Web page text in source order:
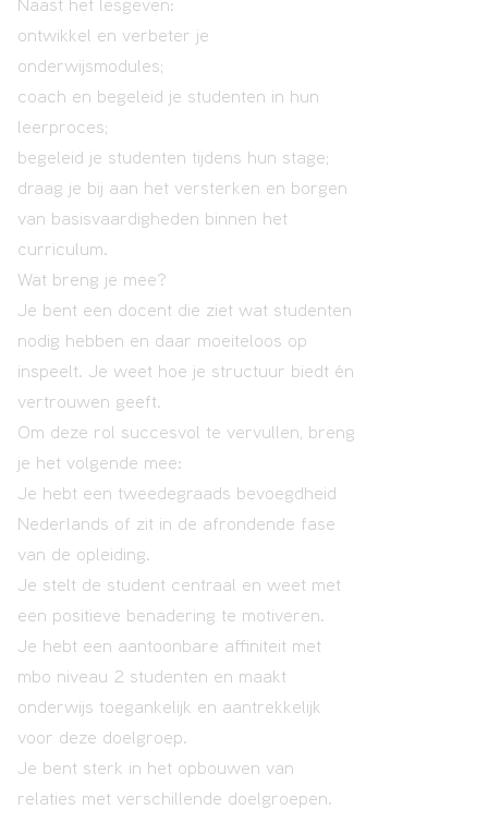
Naast het lesgeven:
ontwikkel en verbeter je
onderwijsmodules;
coach en begeleid je studenten in hun
leerproces;
begeleid je studenten tijdens hun stage;
draag je bij aan het versterken en borgen
van basisvaardigheden binnen het
curriculum.
Wat breng je mee?
Je bent een docent die ziet wat studenten
nodig hebben en daar moeiteloos op
inspeelt. Je weet hoe je structuur biedt én
vertrouwen geeft.
Om deze rol succesvol te vervullen, breng
je het volgende mee:
Je hebt een tweedegraads bevoegdheid
Nederlands of zit in de afrondende fase
van de opleiding.
Je stelt de student centraal en weet met
een positieve benadering te motiveren.
Je hebt een aantoonbare affiniteit met
mbo niveau 2 studenten en maakt
onderwijs toegankelijk en aantrekkelijk
voor deze doelgroep.
Je bent sterk in het opbouwen van
relaties met verschillende doelgroepen.